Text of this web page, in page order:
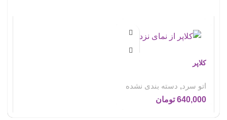
کلاپر
اتو سرد , دسته بندی نشده
640,000 تومان